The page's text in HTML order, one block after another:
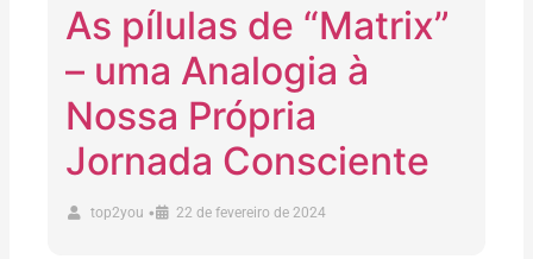
As pílulas de “Matrix”
– uma Analogia à
Nossa Própria
Jornada Consciente
top2you • 22 de fevereiro de 2024